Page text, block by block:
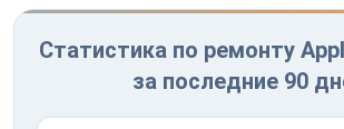
Статистика по ремонту
за последние 90